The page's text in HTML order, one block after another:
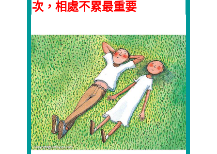
次，相處不累最重要